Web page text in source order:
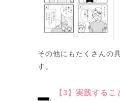
その他にもたくさんの
す。
【3】実践する